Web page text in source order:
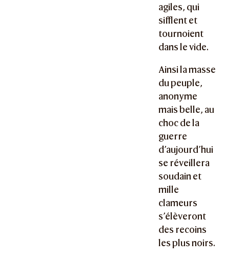
agiles, qui
sifflent et
tournoient
dans le vide.
Ainsi la masse
du peuple,
anonyme
mais belle, au
choc de la
guerre
d’aujourd’hui
se réveillera
soudain et
mille
clameurs
s’élèveront
des recoins
les plus noirs.